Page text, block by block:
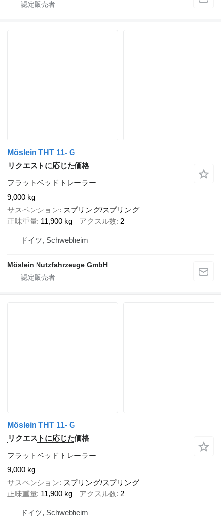
Möslein THT 11- G
リクエストに応じた価格
フラットベッドトレーラー
9,000 kg
サスペンション
スプリング/スプリング
正味重量 11,900 kg アクスル数 2
ドイツ, Schwebheim
Möslein Nutzfahrzeuge GmbH
Möslein THT 11- G
リクエストに応じた価格
フラットベッドトレーラー
9,000 kg
サスペンション
スプリング/スプリング
正味重量 11,900 kg アクスル数 2
ドイツ, Schwebheim